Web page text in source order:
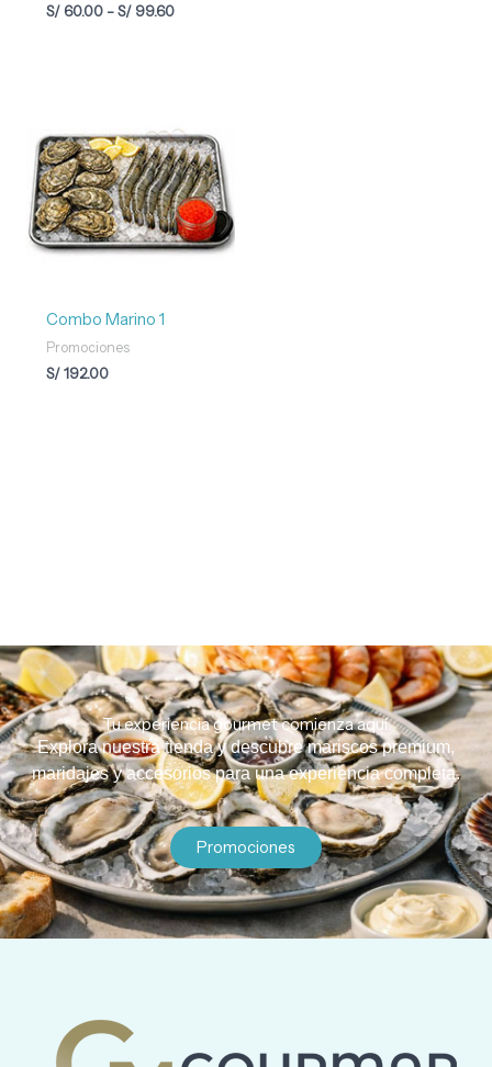
S/60.00 - S/99.60
Combo Marino 1
Promociones
S/192.00
Tu experiencia gourmet comienza aquí.
Explora nuestra tienda y descubre mariscos premium,
maridajes y accesorios para una experiencia completa.
Promociones